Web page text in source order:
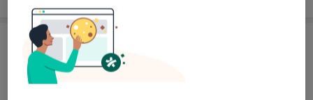
Warsztaty: - Postępowanie w zespole bolesnego
miesiączkowania - Osteopatyczna terapia blizn - Limfa
czyli nauka i magia w jednym - Płaskostopie w
gabinecie osteopaty.
Usługi i ceny
Konsultacja fizjoterapeutyczna (pierwsza wizyta)
Od 150 zł